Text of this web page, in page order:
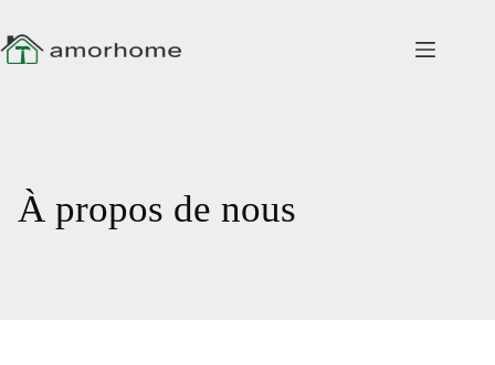
contenu
À propos de nous